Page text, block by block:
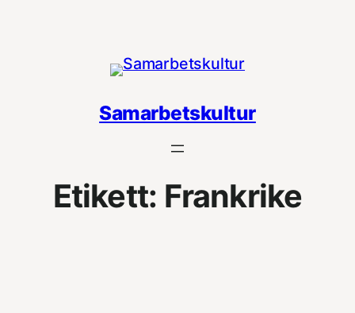
Samarbetskultur
Etikett: Frankrike